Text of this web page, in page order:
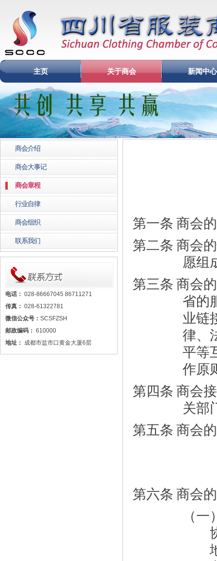
主页 关于商会 新闻中心
商会介绍
商会大事记
商会章程
行业自律
商会组织
联系我们
电话： 028-86667045 86711271
传真： 028-61322781
微信公众号： SCSFZSH
邮政编码： 610000
地址： 成都市盐市口黄金大厦6层
第一条 商会
第二条 商会
愿组
第三条 商会
省的
业链
律、
平等
作原
第四条 商会
关部
第五条 商会
第六条 商会
（